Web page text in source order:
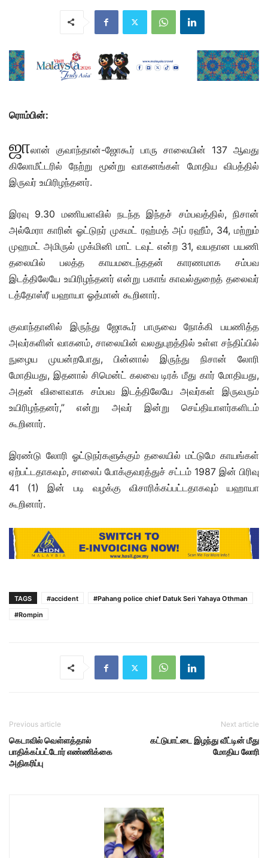
ரொம்பின்:
ஜாலான் குவாந்தான்-ஜோகூர் பாரு சாலையின் 137 ஆவது
கிலோமீட்டரில் நேற்று மூன்று வாகனங்கள் மோதிய விபத்தில்
இருவர் உயிரிழந்தனர்.
இரவு 9.30 மணியளவில் நடந்த இந்தச் சம்பவத்தில், நிசான்
அல்மேரா காரின் ஓட்டுநர் முகமட் ரஹ்மத் அப் ரஹீம், 34, மற்றும்
முஹமட் அமிருல் முக்மினி மாட் டவுட் என்ற 31, வயதான பயணி
தலையில் பலத்த காயமடைந்ததன் காரணமாக சம்பவ
இடத்திலேயே உயிரிழந்தனர் என்று பகாங் காவல்துறைத் தலைவர்
டத்தோஸ்ரீ யஹாயா ஓத்மான் கூறினார்.
குவாந்தானில் இருந்து ஜோகூர் பாருவை நோக்கி பயணித்த
அவர்களின் வாகனம், சாலையின் வலதுபுறத்தில் உள்ள சந்திப்பில்
நுழைய முயன்றபோது, ​​பின்னால் இருந்து நிசான் லோரி
மோதியது, இதனால் சிமென்ட் கலவை டிரக் மீது கார் மோதியது,
அதன் விளைவாக சம்பவ இடத்திலேயே அவர்கள் இருவரும்
உயிரிழந்தனர்,” என்று அவர் இன்று செய்தியாளர்களிடம்
கூறினார்.
இரண்டு லோரி ஓட்டுநர்களுக்கும் தலையில் மட்டுமே காயங்கள்
ஏற்பட்டதாகவும், சாலைப் போக்குவரத்துச் சட்டம் 1987 இன் பிரிவு
41 (1) இன் படி வழக்கு விசாரிக்கப்பட்டதாகவும் யஹாயா
கூறினார்.
TAGS #accident
#Pahang police chief Datuk Seri Yahaya Othman
#Rompin
Previous article
கெடாவில் வெள்ளத்தால்
பாதிக்கப்பட்டோர் எண்ணிக்கை
அதிகரிப்பு
Next article
கட்டுபாட்டை இழந்து வீட்டின் மீது
மோதிய லோரி